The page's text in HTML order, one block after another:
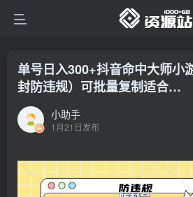
单号日入300+抖音命中大师小
封防违规）可批量复制适合…
小助手
1月21日发布